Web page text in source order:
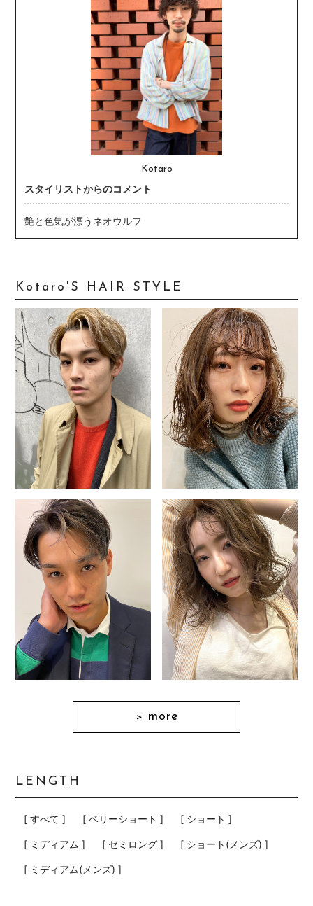
Kotaro
スタイリストからのコメント
艶と色気が漂うネオウルフ
Kotaro'S HAIR STYLE
＞ more
LENGTH
[ すべて ] [ ベリーショート ] [ ショート ]
[ ミディアム ] [ セミロング ] [ ショート(メンズ) ]
[ ミディアム(メンズ) ]